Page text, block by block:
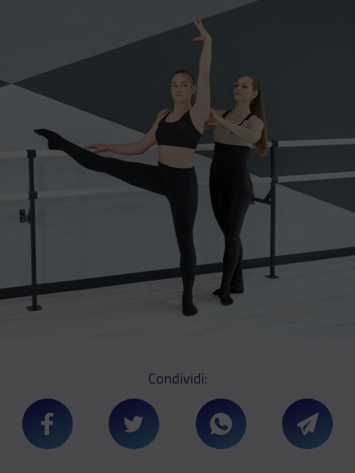
Condividi:
Condividi su FacebookCondividi su TwitterCondividi su